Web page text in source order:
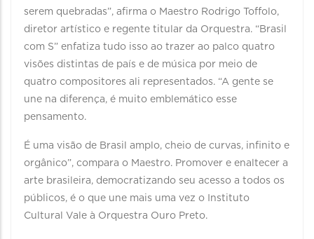
serem quebradas”, afirma o Maestro Rodrigo Toffolo,
diretor artístico e regente titular da Orquestra. “Brasil
com S” enfatiza tudo isso ao trazer ao palco quatro
visões distintas de país e de música por meio de
quatro compositores ali representados. “A gente se
une na diferença, é muito emblemático esse
pensamento.
É uma visão de Brasil amplo, cheio de curvas, infinito e
orgânico”, compara o Maestro. Promover e enaltecer a
arte brasileira, democratizando seu acesso a todos os
públicos, é o que une mais uma vez o Instituto
Cultural Vale à Orquestra Ouro Preto.